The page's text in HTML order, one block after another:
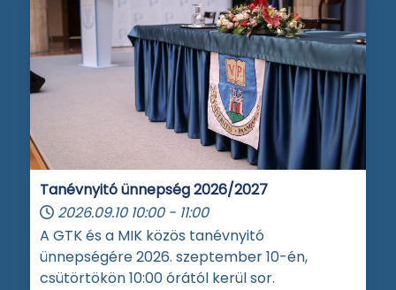
Tanévnyitó ünnepség 2026/2027
2026.09.10 10:00 - 11:00
A GTK és a MIK közös tanévnyitó
ünnepségére 2026. szeptember 10-én,
csütörtökön 10:00 órától kerül sor.